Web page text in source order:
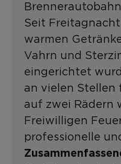
Seit
warmen
Vahrn und
eingerichtet
an vielen Stellen
auf zwei Rädern
Freiwilligen
professionelle